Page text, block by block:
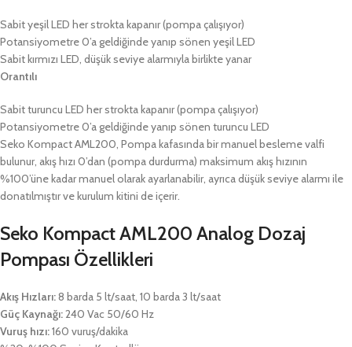
Sabit yeşil LED her strokta kapanır (pompa çalışıyor)
Potansiyometre 0’a geldiğinde yanıp sönen yeşil LED
Sabit kırmızı LED, düşük seviye alarmıyla birlikte yanar
Orantılı
Sabit turuncu LED her strokta kapanır (pompa çalışıyor)
Potansiyometre 0’a geldiğinde yanıp sönen turuncu LED
Seko Kompact AML200, Pompa kafasında bir manuel besleme valfi
bulunur, akış hızı 0’dan (pompa durdurma) maksimum akış hızının
%100’üne kadar manuel olarak ayarlanabilir, ayrıca düşük seviye alarmı ile
donatılmıştır ve kurulum kitini de içerir.
Seko Kompact AML200 Analog Dozaj
Pompası Özellikleri
Akış Hızları:8 barda 5 lt/saat, 10 barda 3 lt/saat
Güç Kaynağı:240 Vac 50/60 Hz
Vuruş hızı:160 vuruş/dakika